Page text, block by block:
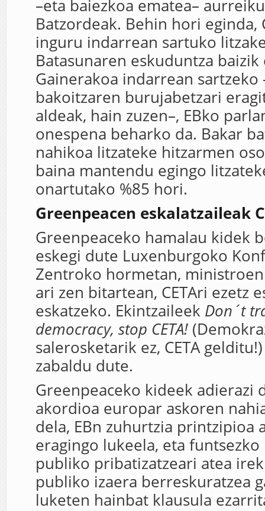
–eta baiezkoa ematea–
Batzordeak. Behin hori eginda,
inguru indarrean sartuko
Batasunaren eskuduntza
Gainerakoa indarrean sartzeko
bakoitzaren burujabetzari
aldeak, hain zuzen–, EBko
onespena beharko da. Bakar
nahikoa litzateke hitzarmen
baina mantendu egingo
onartutako %85 hori.
Greenpeacen eskalatzaileak
Greenpeaceko hamalau kidek
eskegi dute Luxenburgoko
Zentroko hormetan,
ari zen bitartean, CETAri ezetz
eskatzeko. Ekintzaileek Don´t
democracy, stop CETA!
salerosketarik ez, CETA
zabaldu dute.
Greenpeaceko kideek adierazi
akordioa europar askoren
dela, EBn zuhurtzia printzipioa
eragingo lukeela, eta
publiko pribatizatzeari atea
publiko izaera berreskuratzea
luketen hainbat klausula